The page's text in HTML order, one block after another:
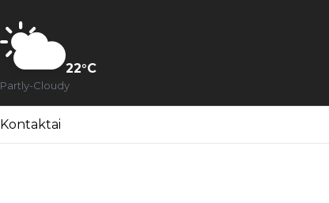
22°C
Partly-Cloudy
Kontaktai